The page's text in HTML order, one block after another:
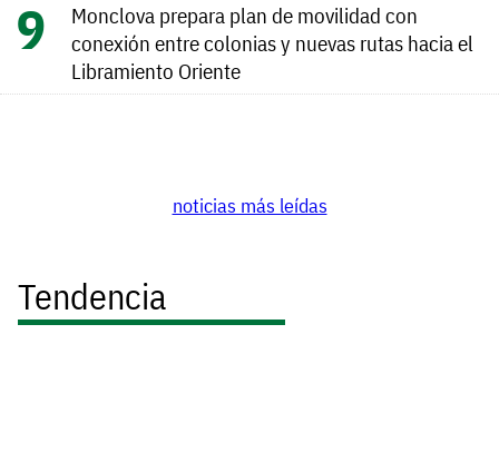
Monclova prepara plan de movilidad con
conexión entre colonias y nuevas rutas hacia el
Libramiento Oriente
noticias más leídas
Tendencia